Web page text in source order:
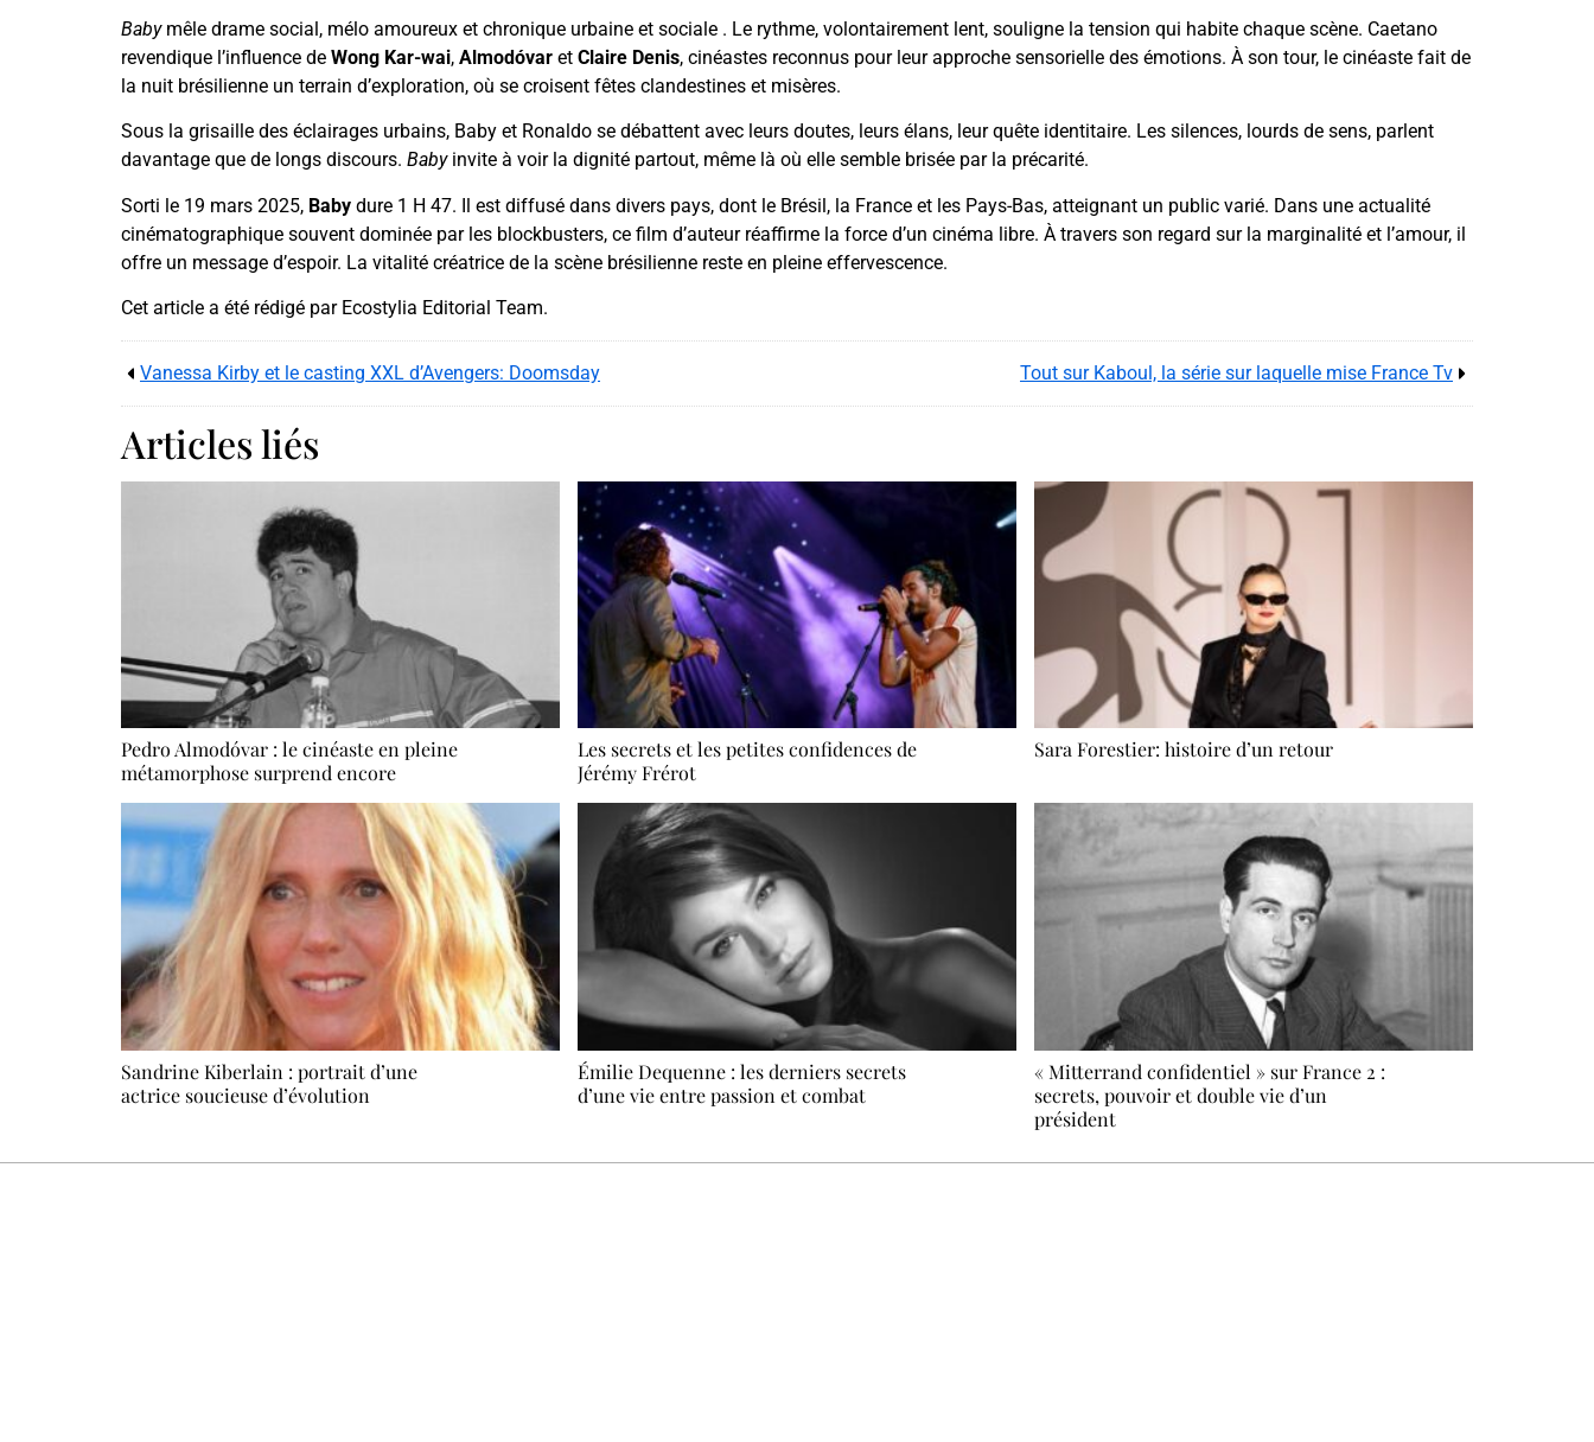
Babymêle drame social, mélo amoureux et chronique urbaine et sociale . Le rythme, volontairement lent, souligne la tension qui habite chaque scène. Caetano
revendique l’influence de Wong Kar-wai, Almodóvar et Claire Denis, cinéastes reconnus pour leur approche sensorielle des émotions. À son tour, le cinéaste fait de
la nuit brésilienne un terrain d’exploration, où se croisent fêtes clandestines et misères.
Sous la grisaille des éclairages urbains, Baby et Ronaldo se débattent avec leurs doutes, leurs élans, leur quête identitaire. Les silences, lourds de sens, parlent
davantage que de longs discours. Babyinvite à voir la dignité partout, même là où elle semble brisée par la précarité.
Sorti le 19 mars 2025, Baby dure 1 H 47. Il est diffusé dans divers pays, dont le Brésil, la France et les Pays-Bas, atteignant un public varié. Dans une actualité
cinématographique souvent dominée par les blockbusters, ce film d’auteur réaffirme la force d’un cinéma libre. À travers son regard sur la marginalité et l’amour, il
offre un message d’espoir. La vitalité créatrice de la scène brésilienne reste en pleine effervescence.
Cet article a été rédigé par Ecostylia Editorial Team.
Vanessa Kirby et le casting XXL d’Avengers: Doomsday Tout sur Kaboul, la série sur laquelle mise France Tv
Articles liés
Pedro Almodóvar : le cinéaste en pleine
métamorphose surprend encore
Les secrets et les petites confidences de
Jérémy Frérot
Sara Forestier: histoire d’un retour
Sandrine Kiberlain : portrait d’une
actrice soucieuse d’évolution
Émilie Dequenne : les derniers secrets
d’une vie entre passion et combat
« Mitterrand confidentiel » sur France 2 :
secrets, pouvoir et double vie d’un
président